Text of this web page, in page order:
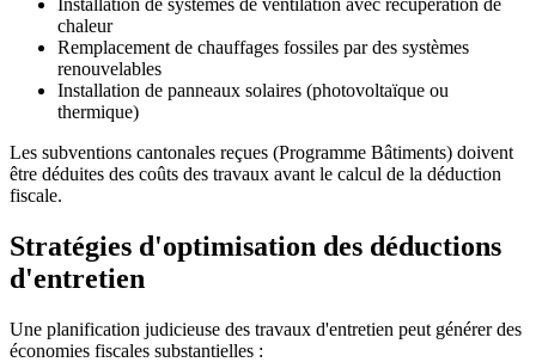
Installation de systèmes de ventilation avec récupération de
chaleur
Remplacement de chauffages fossiles par des systèmes
renouvelables
Installation de panneaux solaires (photovoltaïque ou
thermique)
Les subventions cantonales reçues (Programme Bâtiments) doivent
être déduites des coûts des travaux avant le calcul de la déduction
fiscale.
Stratégies d'optimisation des déductions
d'entretien
Une planification judicieuse des travaux d'entretien peut générer des
économies fiscales substantielles :